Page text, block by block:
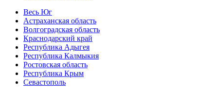
Весь Юг
Астраханская область
Волгоградская область
Краснодарский край
Республика Адыгея
Республика Калмыкия
Ростовская область
Республика Крым
Севастополь